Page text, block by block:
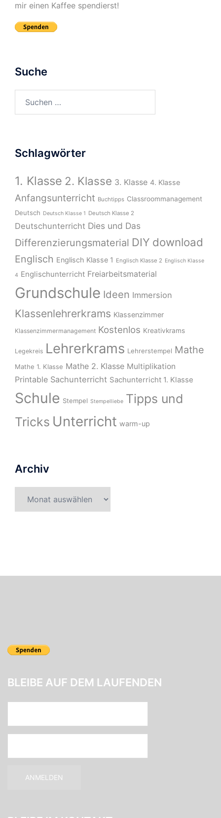
mir einen Kaffee spendierst!
Suche
Schlagwörter
1. Klasse 2. Klasse 3. Klasse 4. Klasse
Anfangsunterricht Buchtipps Classroommanagement
Deutsch Deutsch Klasse 1 Deutsch Klasse 2
Deutschunterricht Dies und Das
Differenzierungsmaterial DIY download
Englisch Englisch Klasse 1 Englisch Klasse 2 Englisch Klasse
4 Englischunterricht Freiarbeitsmaterial
Grundschule Ideen Immersion
Klassenlehrerkrams Klassenzimmer
Klassenzimmermanagement Kostenlos Kreativkrams
Legekreis Lehrerkrams Lehrerstempel Mathe
Mathe 1. Klasse Mathe 2. Klasse Multiplikation
Printable Sachunterricht Sachunterricht 1. Klasse
Schule Stempel Stempelliebe Tipps und
Tricks Unterricht warm-up
Archiv
BLEIBE AUF DEM LAUFENDEN